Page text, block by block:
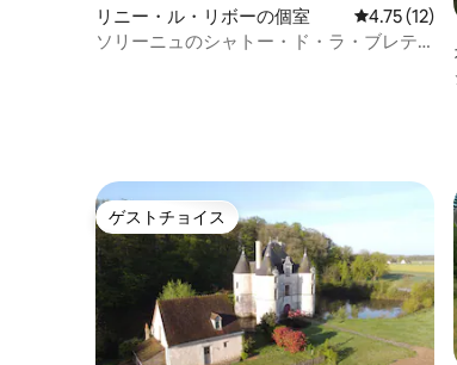
リニー・ル・リボーの個室 レビュー12
4.75 (12)
ソリーニュのシャトー・ド・ラ・ブレテ
ゲストチョイス
ゲストチョイス